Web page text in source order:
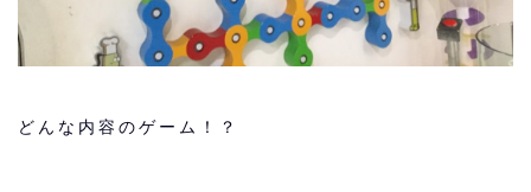
どんな内容のゲーム！？